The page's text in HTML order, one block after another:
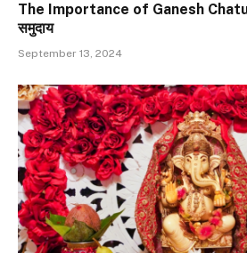
The Importance of Ganesh
समुदाय
September 13, 2024